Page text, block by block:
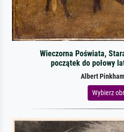
Wieczorna Poświata,
początek do połowy
Albert
Wybierz